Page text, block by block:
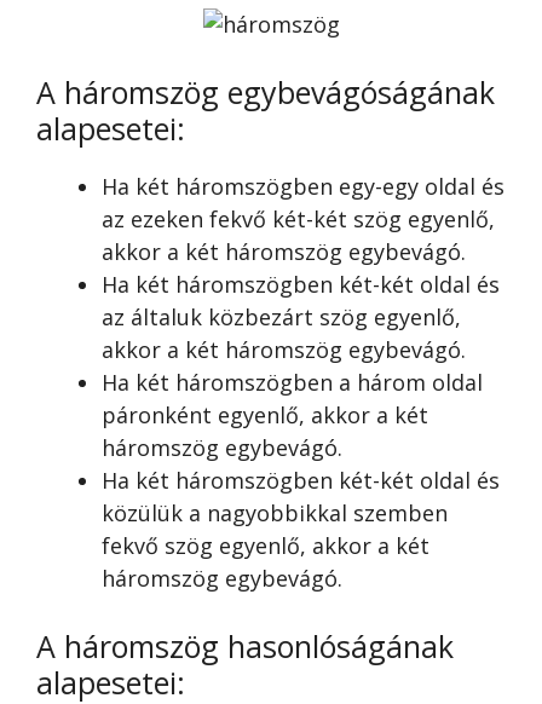
A háromszög egybevágóságának
alapesetei:
Ha két háromszögben egy-egy oldal és
az ezeken fekvő két-két szög egyenlő,
akkor a két háromszög egybevágó.
Ha két háromszögben két-két oldal és
az általuk közbezárt szög egyenlő,
akkor a két háromszög egybevágó.
Ha két háromszögben a három oldal
páronként egyenlő, akkor a két
háromszög egybevágó.
Ha két háromszögben két-két oldal és
közülük a nagyobbikkal szemben
fekvő szög egyenlő, akkor a két
háromszög egybevágó.
A háromszög hasonlóságának
alapesetei: